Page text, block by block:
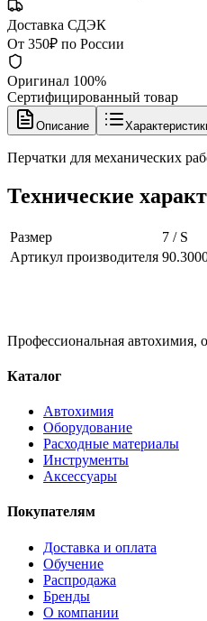
Доставка СДЭК
От 350₽ по России
Оригинал 100%
Сертифицированный товар
Описание
Перчатки для механических
Технические
Размер
7 / S
Артикул производителя
Профессиональная автохимия,
Каталог
Автохимия
Оборудование
Расходные материалы
Инструменты
Аксессуары
Покупателям
Доставка и оплата
Обучение
Распродажа
Бренды
О компании